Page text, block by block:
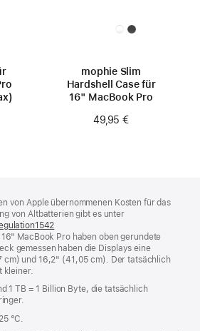
mophie Slim
Hardshell Case für
16" MacBook Pro
49,95 €
von Apple übernommenen Kosten für das
von Altbatterien gibt es unter
ein
neues
Fenster)
MacBook Pro haben oben gerundete
gemessen haben die Displays eine
cm) und 16,2" (41,05 cm). Der tatsächlich
kleiner.
1 TB = 1 Billion Byte, die tatsächlich
°C.